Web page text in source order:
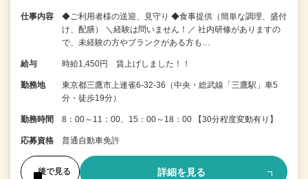
仕事内容
◆ご利用者様の送迎、見守り ◆食事提供（簡単な調理、盛付
け、配膳） ＼経験は問いません！／ 社内研修がありますの
で、未経験の方やブランクがある方も…
給与 時給1,450円 賃上げしました！！
勤務地
東京都三鷹市上連雀6-32-36（中央・総武線「三鷹駅」車5
分・徒歩19分）
勤務時間 8：00～11：00、15：00～18：00 【30分程度変動有り】
応募資格 普通自動車免許
後で見る 詳細を見る